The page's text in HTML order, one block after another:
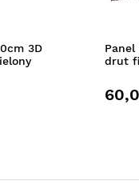
3D
Panel
drut